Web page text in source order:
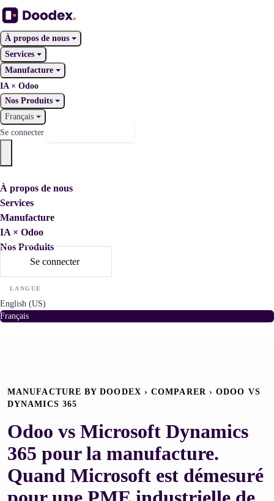
À propos de nous
Services
Manufacture
IA × Odoo
Nos Produits
Français
Se connecter
À propos de nous
Services
Manufacture
IA × Odoo
Nos Produits
Se connecter
LANGUE
English (US)
Français
MANUFACTURE BY DOODEX › COMPARER › ODOO VS
DYNAMICS 365
Odoo vs Microsoft Dynamics
365 pour la manufacture.
Quand Microsoft est démesuré